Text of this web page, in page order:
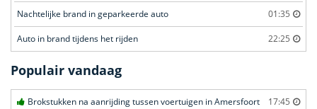
Nachtelijke brand in geparkeerde auto 01:35
Auto in brand tijdens het rijden 22:25
Populair vandaag
Brokstukken na aanrijding tussen voertuigen in Amersfoort 17:45